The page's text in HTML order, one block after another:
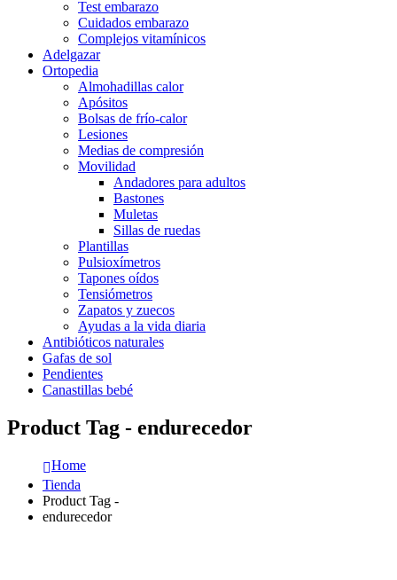
Test embarazo
Cuidados embarazo
Complejos vitamínicos
Adelgazar
Ortopedia
Almohadillas calor
Apósitos
Bolsas de frío-calor
Lesiones
Medias de compresión
Movilidad
Andadores para adultos
Bastones
Muletas
Sillas de ruedas
Plantillas
Pulsioxímetros
Tapones oídos
Tensiómetros
Zapatos y zuecos
Ayudas a la vida diaria
Antibióticos naturales
Gafas de sol
Pendientes
Canastillas bebé
Product Tag - endurecedor
Home
Tienda
Product Tag -
endurecedor